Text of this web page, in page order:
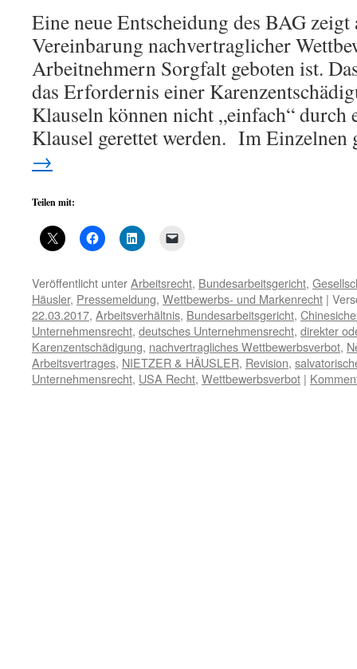
Eine neue Entscheidung des BAG zeigt
Vereinbarung nachvertraglicher
Arbeitnehmern Sorgfalt geboten ist.
das Erfordernis einer
Klauseln können nicht „einfach“ durch
Klausel gerettet werden. Im
→
Teilen mit:
Veröffentlicht unterArbeitsrecht, Bundesarbeitsgericht,
Häusler, Pressemeldung, Wettbewerbs- und Markenrecht |
22.03.2017, Arbeitsverhältnis, Bundesarbeitsgericht,
Unternehmensrecht, deutsches Unternehmensrecht, direkter
Karenzentschädigung, nachvertragliches Wettbewerbsverbot,
Arbeitsvertrages, NIETZER & HÄUSLER, Revision,
Unternehmensrecht, USA Recht, Wettbewerbsverbot |